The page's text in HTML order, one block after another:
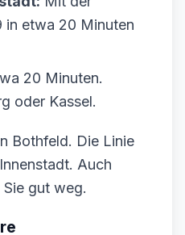
in etwa 20 Minuten
20 Minuten.
oder Kassel.
Bothfeld. Die Linie
Auch
gut weg.